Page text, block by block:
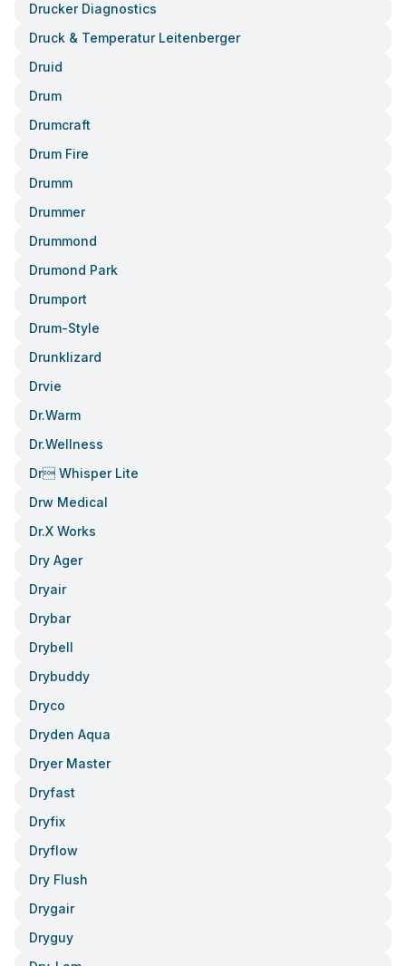
Drucker Diagnostics
Druck & Temperatur Leitenberger
Druid
Drum
Drumcraft
Drum Fire
Drumm
Drummer
Drummond
Drumond Park
Drumport
Drum-Style
Drunklizard
Drvie
Dr.warm
Dr.wellness
Dr Whisper Lite
Drw Medical
Dr.x Works
Dry Ager
Dryair
Drybar
Drybell
Drybuddy
Dryco
Dryden Aqua
Dryer Master
Dryfast
Dryfix
Dryflow
Dry Flush
Drygair
Dryguy